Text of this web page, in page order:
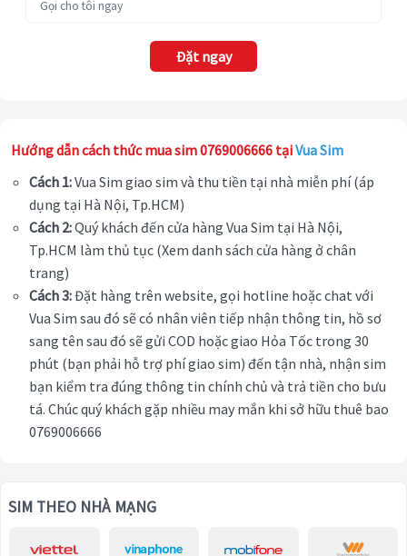
Đặt ngay
Hướng dẫn cách thức mua sim 0769006666 tạiVua Sim
Cách 1:Vua Sim giao sim và thu tiền tại nhà miễn phí (áp
dụng tại Hà Nội, Tp.HCM)
Cách 2:Quý khách đến cửa hàng Vua Sim tại Hà Nội,
Tp.HCM làm thủ tục (Xem danh sách cửa hàng ở chân
trang)
Cách 3:Đặt hàng trên website, gọi hotline hoặc chat với
Vua Sim sau đó sẽ có nhân viên tiếp nhận thông tin, hồ sơ
sang tên sau đó sẽ gửi COD hoặc giao Hỏa Tốc trong 30
phút (bạn phải hỗ trợ phí giao sim) đến tận nhà, nhận sim
bạn kiểm tra đúng thông tin chính chủ và trả tiền cho bưu
tá. Chúc quý khách gặp nhiều may mắn khi sở hữu thuê bao
0769006666
SIM THEO NHÀ MẠNG